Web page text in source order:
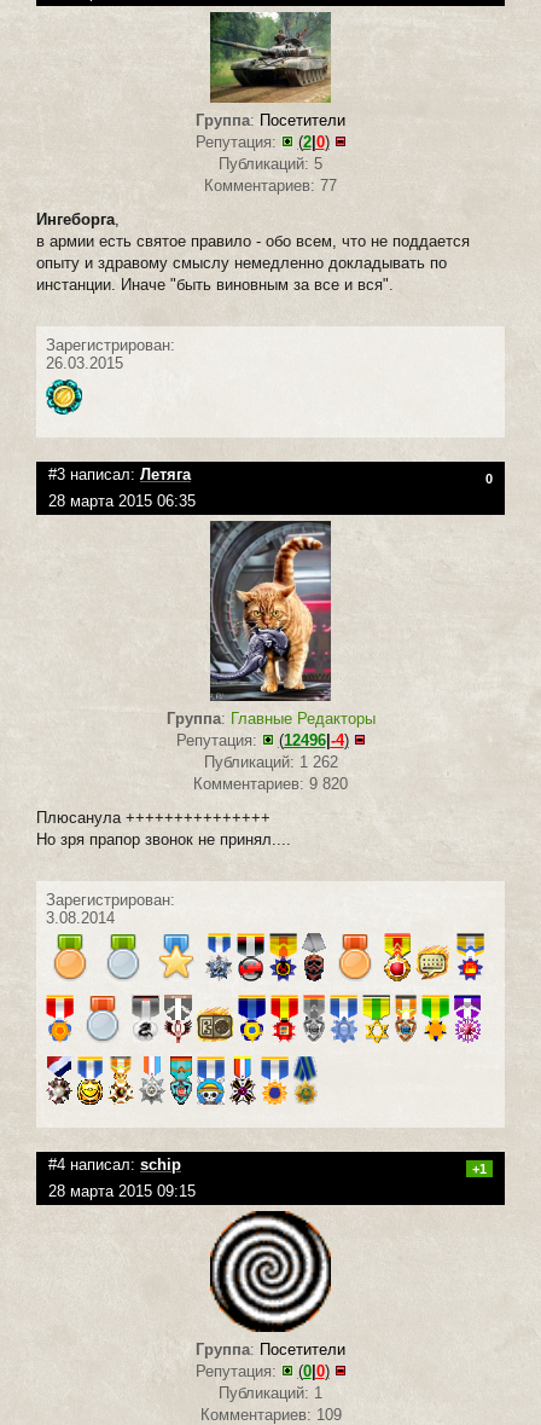
Группа: Посетители
Репутация:
(2| 0)
Публикаций: 5
Комментариев: 77
Ингеборга,
в армии есть святое правило - обо всем, что не поддается
опыту и здравому смыслу немедленно докладывать по
инстанции. Иначе "быть виновным за все и вся".
Зарегистрирован:
26.03.2015
#3 написал: Летяга 0
28 марта 2015 06:35
Группа: Главные Редакторы
Репутация:
(12496|-4)
Публикаций: 1 262
Комментариев: 9 820
Плюсанула +++++++++++++++
Но зря прапор звонок не принял....
Зарегистрирован:
3.08.2014
#4 написал: schip +1
28 марта 2015 09:15
Группа: Посетители
Репутация:
(0|0)
Публикаций: 1
Комментариев: 109